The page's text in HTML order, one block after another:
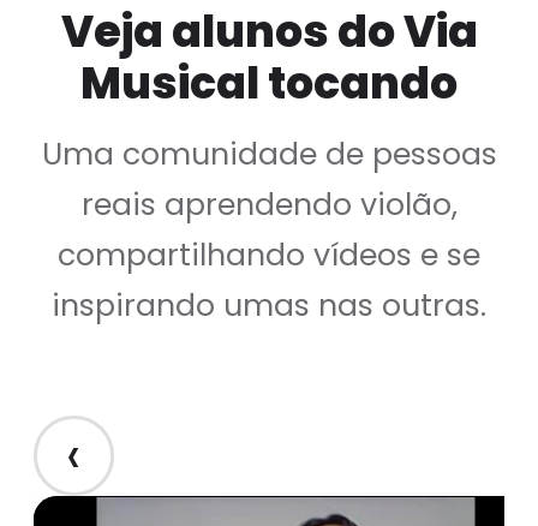
Veja alunos do Via
Musical tocando
Uma comunidade de pessoas
reais aprendendo violão,
compartilhando vídeos e se
inspirando umas nas outras.
‹